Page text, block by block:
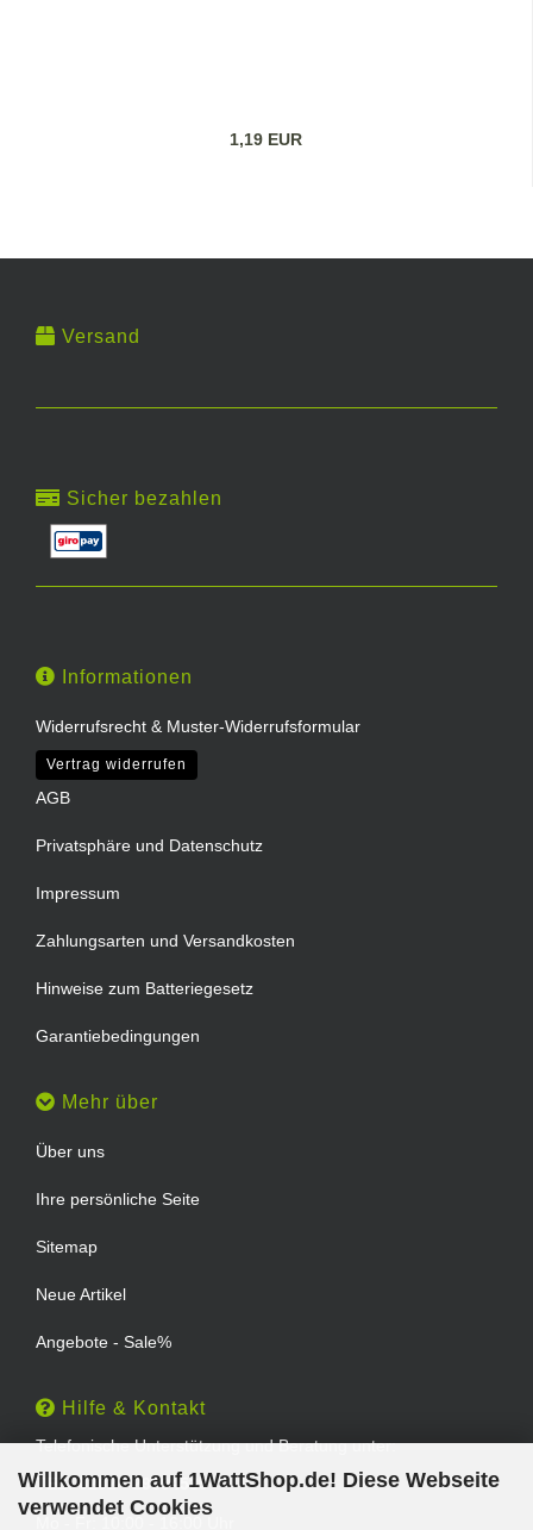
Willkommen auf 1WattShop.de! Diese Webseite
verwendet Cookies
1,19 EUR
Versand
Sicher bezahlen
Informationen
Widerrufsrecht & Muster-Widerrufsformular
Vertrag widerrufen
AGB
Privatsphäre und Datenschutz
Impressum
Zahlungsarten und Versandkosten
Hinweise zum Batteriegesetz
Garantiebedingungen
Mehr über
Über uns
Ihre persönliche Seite
Sitemap
Neue Artikel
Angebote - Sale%
Hilfe & Kontakt
Telefonische Unterstützung und Beratung unter:
TEL: 0202 - 29994539